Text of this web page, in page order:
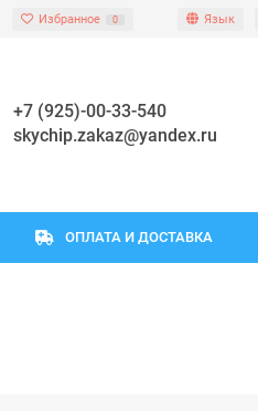
Избранное 0 Язык
+7 (925)-00-33-540
skychip.zakaz@yandex.ru
ОПЛАТА И ДОСТАВКА